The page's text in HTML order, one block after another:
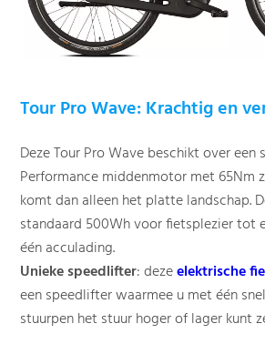
Tour Pro Wave: Krachtig en
Deze Tour Pro Wave beschikt over een
Performance middenmotor met 65Nm
komt dan alleen het platte landschap.
standaard 500Wh voor fietsplezier tot
één acculading.
Unieke speedlifter: dezeelektrische
een speedlifter waarmee u met één
stuurpen het stuur hoger of lager kunt